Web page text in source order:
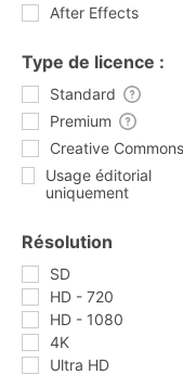
After Effects
Type de licence :
Standard
Premium
Creative Commons
Usage éditorial
uniquement
Résolution
SD
HD - 720
HD - 1080
4K
Ultra HD